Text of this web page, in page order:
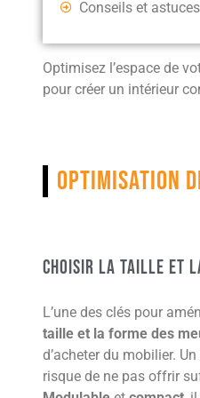
Conseils et astuces
Optimisez l’espace de
pour créer un intérieur
Optimisation
Choisir la taille et
L’une des clés pour
taille et la forme des
d’acheter du mobilier.
risque de ne pas offrir